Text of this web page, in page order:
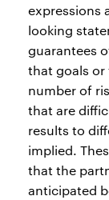
expressions
looking
guarantees
that goals or
number of
that are
results to
implied.
that the
anticipated